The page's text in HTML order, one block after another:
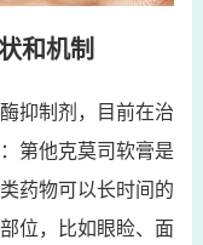
和机制
抑制剂，目前在治
第他克莫司软膏是
药物可以长时间的
位，比如眼睑、面